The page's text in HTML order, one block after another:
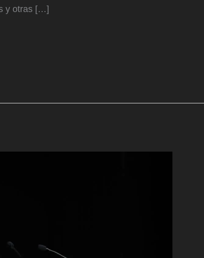
y otras […]